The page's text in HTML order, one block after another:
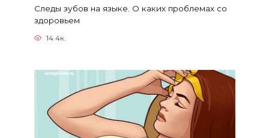
Следы зубов на языке. О каких проблемах со
здоровьем
14.4к.